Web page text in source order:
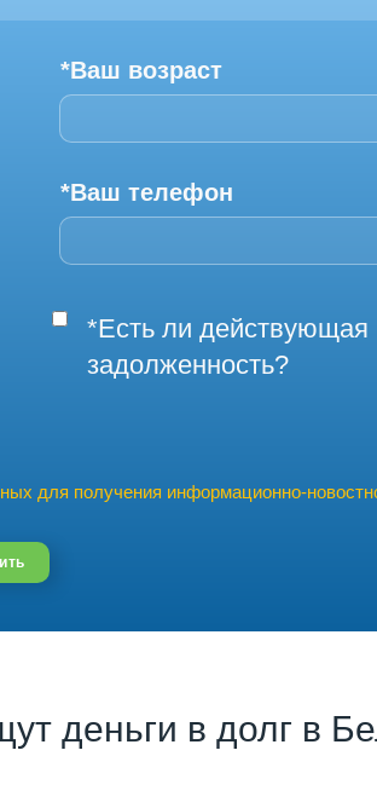
*Ваш возраст
*Ваш телефон
*Есть ли действующая
задолженность?
для получения информационно-
деньги в долг в